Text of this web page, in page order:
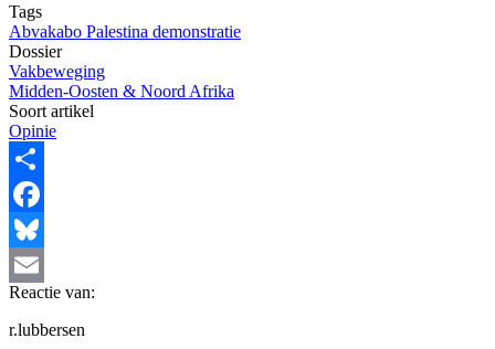
Tags
Abvakabo Palestina demonstratie
Dossier
Vakbeweging
Midden-Oosten & Noord Afrika
Soort artikel
Opinie
Share
Facebook
Bluesky
Email
Reactie van:
r.lubbersen